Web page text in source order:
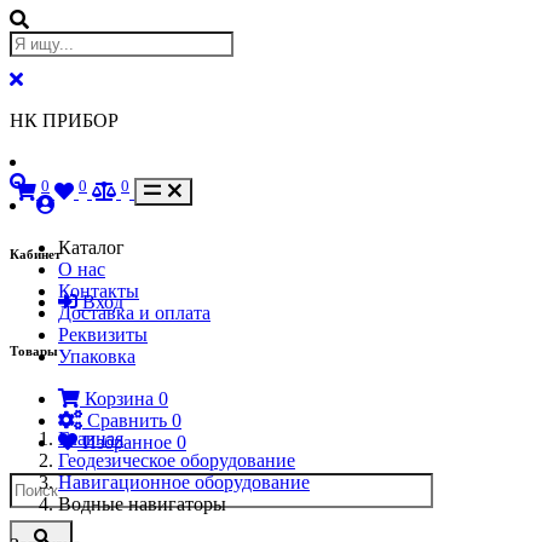
НК ПРИБОР
Кабинет
Вход
Товары
Корзина 0
Сравнить 0
Избранное 0
0 0 0
Каталог
О нас
Контакты
Доставка и оплата
Реквизиты
Упаковка
Главная
Геодезическое оборудование
Навигационное оборудование
Водные навигаторы